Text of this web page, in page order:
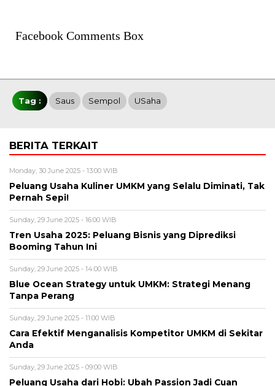
Facebook Comments Box
Tag : Saus Sempol USaha
BERITA TERKAIT
Monday, 30 June 2025 - 13:00 WIB
Peluang Usaha Kuliner UMKM yang Selalu Diminati, Tak
Pernah Sepi!
Sunday, 29 June 2025 - 16:00 WIB
Tren Usaha 2025: Peluang Bisnis yang Diprediksi
Booming Tahun Ini
Sunday, 29 June 2025 - 14:00 WIB
Blue Ocean Strategy untuk UMKM: Strategi Menang
Tanpa Perang
Sunday, 29 June 2025 - 11:00 WIB
Cara Efektif Menganalisis Kompetitor UMKM di Sekitar
Anda
Sunday, 29 June 2025 - 09:00 WIB
Peluang Usaha dari Hobi: Ubah Passion Jadi Cuan